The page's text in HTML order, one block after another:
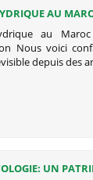
AU
au
Nous voici
depuis des
UN